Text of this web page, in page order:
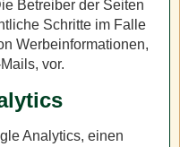
Betreiber der Seiten
Schritte im Falle
Werbeinformationen,
vor.
Analytics, einen